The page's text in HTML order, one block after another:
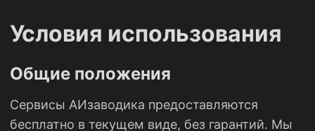
Условия использования
Общие положения
Сервисы АИзаводика предоставляются
бесплатно в текущем виде, без гарантий. Мы